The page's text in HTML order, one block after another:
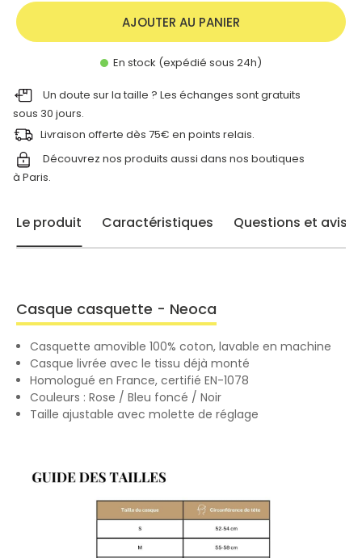
AJOUTER AU PANIER
En stock (expédié sous 24h)
Un doute sur la taille ? Les échanges sont gratuits
sous 30 jours.
Livraison offerte dès 75€ en points relais.
Découvrez nos produits aussi dans nos boutiques
à Paris.
Le produit Caractéristiques Questions et avis
Casque casquette - Neoca
Casquette amovible 100% coton, lavable en machine
Casque livrée avec le tissu déjà monté
Homologué en France, certifié EN-1078
Couleurs : Rose / Bleu foncé / Noir
Taille ajustable avec molette de réglage